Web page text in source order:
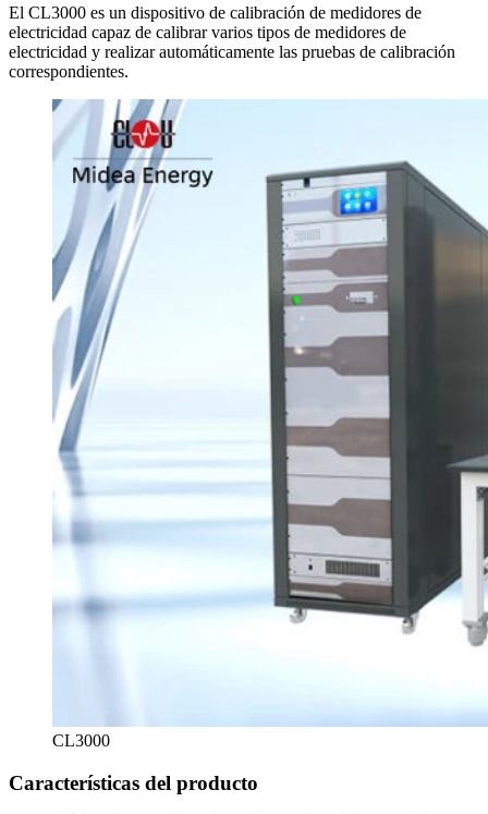
El CL3000 es un dispositivo de calibración de medidores de
electricidad capaz de calibrar varios tipos de medidores de
electricidad y realizar automáticamente las pruebas de calibración
correspondientes.
CL3000
Características del producto